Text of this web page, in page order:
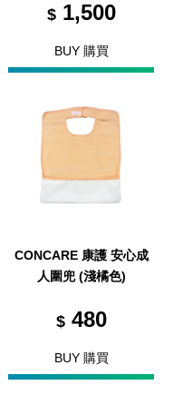
$1,500
BUY 購買
CONCARE 康護 安心成
人圍兜 (淺橘色)
$480
BUY 購買